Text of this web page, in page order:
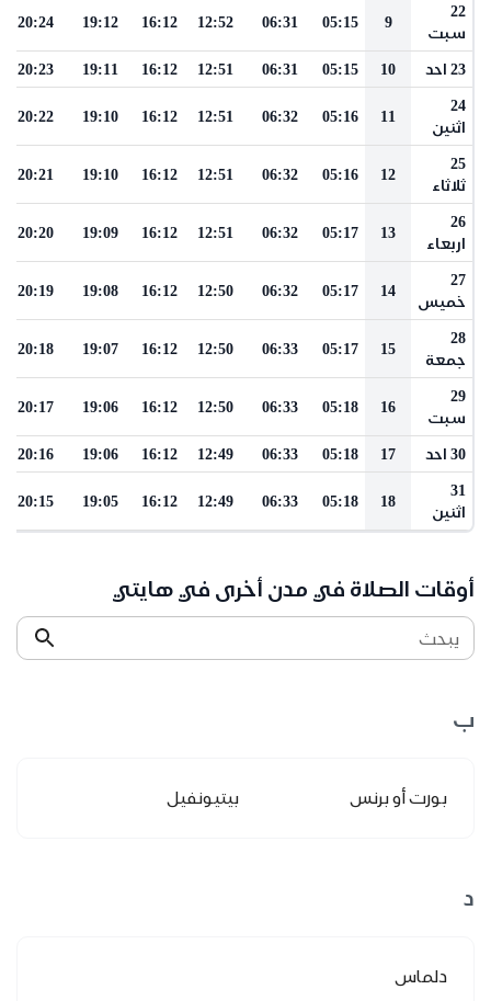
22
سبت
9
05:15
06:31
12:52
16:12
19:12
20:24
23 احد 10
05:15
06:31
12:51
16:12
19:11
20:23
24
اثنين
11
05:16
06:32
12:51
16:12
19:10
20:22
25
ثلاثاء
12
05:16
06:32
12:51
16:12
19:10
20:21
26
اربعاء
13
05:17
06:32
12:51
16:12
19:09
20:20
27
خميس
14
05:17
06:32
12:50
16:12
19:08
20:19
28
جمعة
15
05:17
06:33
12:50
16:12
19:07
20:18
29
سبت
16
05:18
06:33
12:50
16:12
19:06
20:17
30 احد 17
05:18
06:33
12:49
16:12
19:06
20:16
31
اثنين
18
05:18
06:33
12:49
16:12
19:05
20:15
أوقات الصلاة في مدن أخرى في هايتي
يبحث
ب
بورت أو برنس بيتيونفيل
د
دلماس